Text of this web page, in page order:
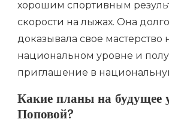
хорошим спортивным
скорости на лыжах. Она
доказывала свое мастерство
национальном уровне и
приглашение в
Какие планы на будущее
Поповой?